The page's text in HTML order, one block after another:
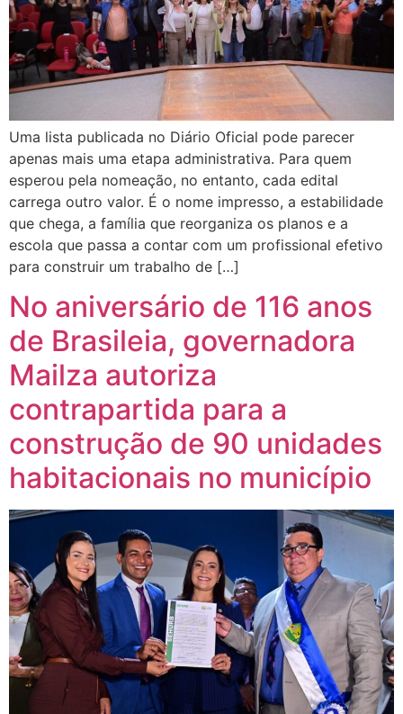
Uma lista publicada no Diário Oficial pode parecer
apenas mais uma etapa administrativa. Para quem
esperou pela nomeação, no entanto, cada edital
carrega outro valor. É o nome impresso, a estabilidade
que chega, a família que reorganiza os planos e a
escola que passa a contar com um profissional efetivo
para construir um trabalho de […]
No aniversário de 116 anos
de Brasileia, governadora
Mailza autoriza
contrapartida para a
construção de 90 unidades
habitacionais no município